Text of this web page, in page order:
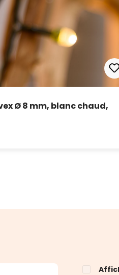
Ø 8 mm, blanc chaud,